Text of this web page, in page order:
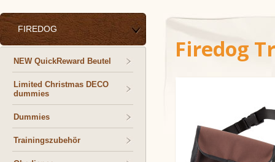
FIREDOG
NEW QuickReward Beutel
Limited Christmas DECO
dummies
Dummies
Trainingszubehör
Firedog